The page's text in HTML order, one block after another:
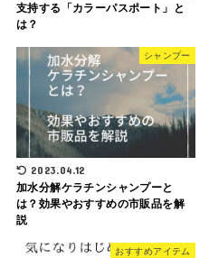
支持する「カラーパスポート」と
は？
シャンプー
2023.04.12
加水分解ケラチンシャンプーと
は？効果やおすすめの市販品を解
説
おすすめアイテム